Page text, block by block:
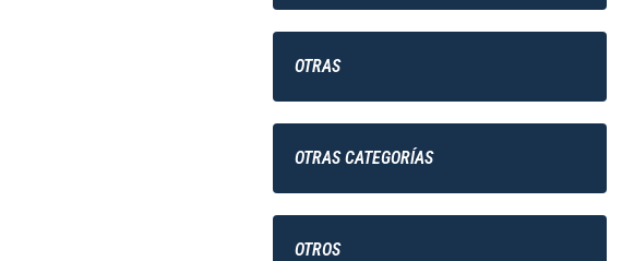
OTRAS
OTRAS CATEGORÍAS
OTROS